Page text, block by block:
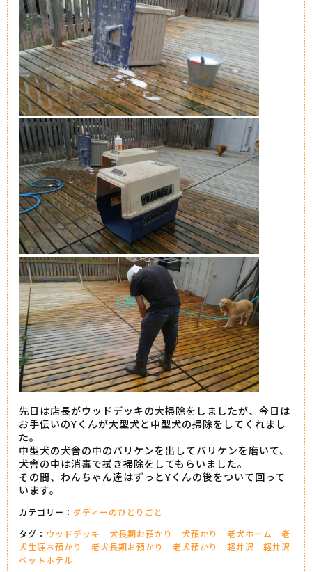
先日は店長がウッドデッキの大掃除をしましたが、今日は
お手伝いのYくんが大型犬と中型犬の掃除をしてくれまし
た。
中型犬の犬舎の中のバリケンを出してバリケンを磨いて、
犬舎の中は消毒で拭き掃除をしてもらいました。
その間、わんちゃん達はずっとYくんの後をついて回って
います。
カテゴリー： ダディーのひとりごと
タグ： ウッドデッキ 犬長期お預かり 犬預かり 老犬ホーム
老
犬生涯お預かり
老犬長期お預かり 老犬預かり 軽井沢
軽井沢
ペットホテル